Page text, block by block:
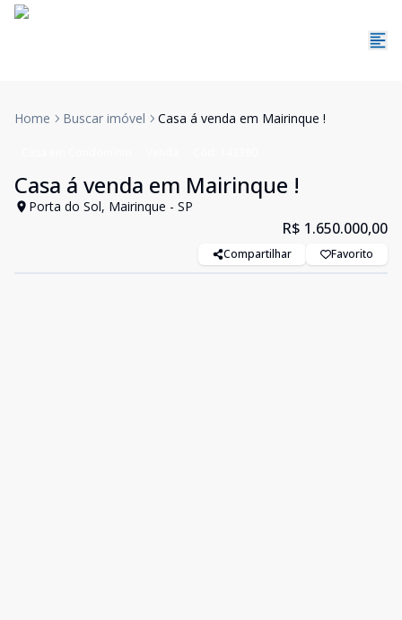
Home Buscar imóvel Casa á venda em Mairinque !
Casa á venda em Mairinque !
Porta do Sol, Mairinque - SP
R$ 1.650.000,00
Compartilhar Favorito